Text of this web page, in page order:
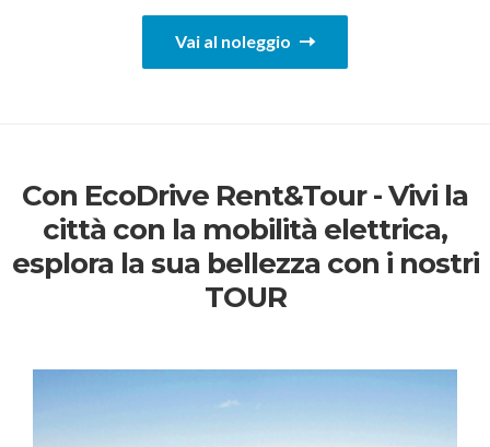
Vai al noleggio
Con EcoDrive Rent&Tour - Vivi la
città con la mobilità elettrica,
esplora la sua bellezza con i nostri
TOUR